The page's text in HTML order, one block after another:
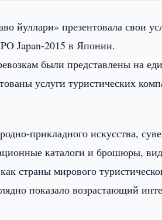
йуллари» презентовала свои
Japan-2015 в Японии.
были представлены на
услуги туристических
прикладного искусства,
каталоги и брошюры,
страны мирового
показало возрастающий